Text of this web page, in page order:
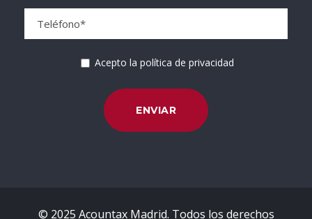
Acepto la política de privacidad
© 2025 Acountax Madrid. Todos los derechos